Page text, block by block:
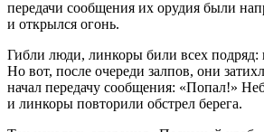
передачи сообщения их орудия были
и открылся огонь.
Гибли люди, линкоры били всех подряд:
Но вот, после очереди залпов, они
начал передачу сообщения: «Попал!»
и линкоры повторили обстрел берега.